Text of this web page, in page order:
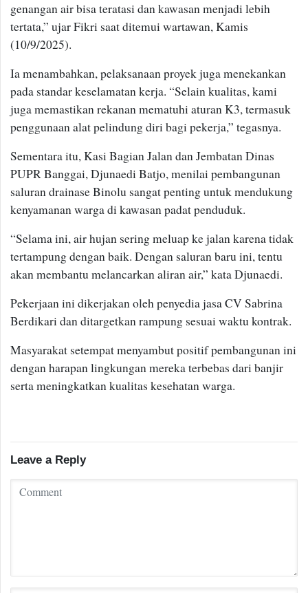
genangan air bisa teratasi dan kawasan menjadi lebih
tertata,” ujar Fikri saat ditemui wartawan, Kamis
(10/9/2025).
Ia menambahkan, pelaksanaan proyek juga menekankan
pada standar keselamatan kerja. “Selain kualitas, kami
juga memastikan rekanan mematuhi aturan K3, termasuk
penggunaan alat pelindung diri bagi pekerja,” tegasnya.
Sementara itu, Kasi Bagian Jalan dan Jembatan Dinas
PUPR Banggai, Djunaedi Batjo, menilai pembangunan
saluran drainase Binolu sangat penting untuk mendukung
kenyamanan warga di kawasan padat penduduk.
“Selama ini, air hujan sering meluap ke jalan karena tidak
tertampung dengan baik. Dengan saluran baru ini, tentu
akan membantu melancarkan aliran air,” kata Djunaedi.
Pekerjaan ini dikerjakan oleh penyedia jasa CV Sabrina
Berdikari dan ditargetkan rampung sesuai waktu kontrak.
Masyarakat setempat menyambut positif pembangunan ini
dengan harapan lingkungan mereka terbebas dari banjir
serta meningkatkan kualitas kesehatan warga.
Leave a Reply